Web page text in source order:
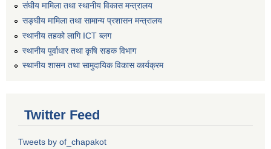
संघीय मामिला तथा स्थानीय विकास मन्त्रालय
सङ्घीय मामिला तथा सामान्य प्रशासन मन्त्रालय
स्थानीय तहको लागि ICT ब्लग
स्थानीय पूर्वाधार तथा कृषि सडक विभाग
स्थानीय शासन तथा सामुदायिक विकास कार्यक्रम
Twitter Feed
Tweets by of_chapakot